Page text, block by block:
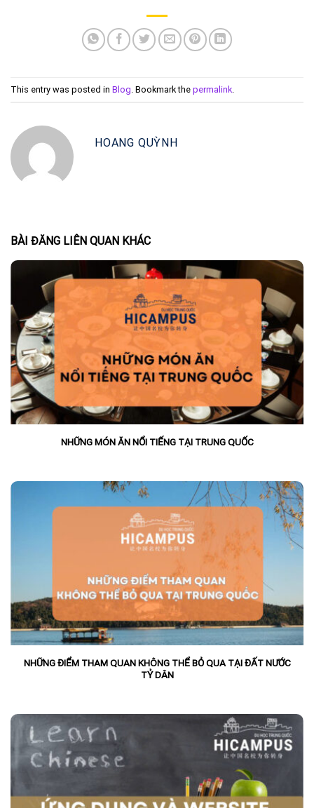
This entry was posted in Blog . Bookmark the permalink
HOANG QUỲNH
BÀI ĐĂNG LIÊN QUAN KHÁC
NHỮNG MÓN ĂN NỔI TIẾNG TẠI TRUNG QUỐC
NHỮNG ĐIỂM THAM QUAN KHÔNG THỂ BỎ QUA TẠI ĐẤT NƯỚC
TỶ DÂN